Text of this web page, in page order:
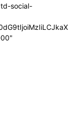
social-